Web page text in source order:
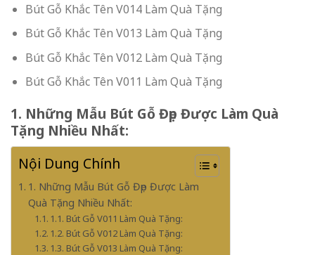
Bút Gỗ Khắc Tên V014 Làm Quà Tặng
Bút Gỗ Khắc Tên V013 Làm Quà Tặng
Bút Gỗ Khắc Tên V012 Làm Quà Tặng
Bút Gỗ Khắc Tên V011 Làm Quà Tặng
1. Những Mẫu Bút Gỗ Đẹp Được Làm Quà
Tặng Nhiều Nhất:
Nội Dung Chính
1. Những Mẫu Bút Gỗ Đẹp Được Làm
Quà Tặng Nhiều Nhất:
1.1. Bút Gỗ V011 Làm Quà Tặng:
1.2. Bút Gỗ V012 Làm Quà Tặng:
1.3. Bút Gỗ V013 Làm Quà Tặng: